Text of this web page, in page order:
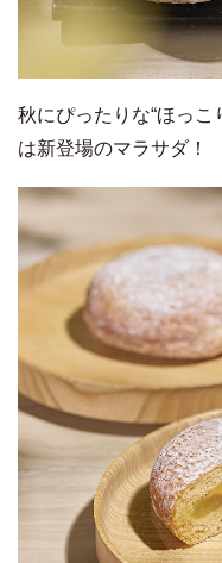
秋にぴったりな“ほっこ
は新登場のマラサダ！